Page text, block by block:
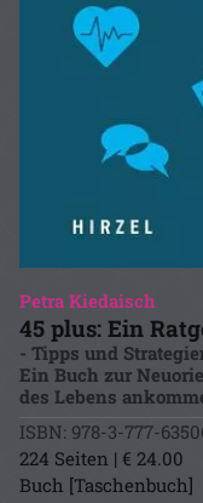
Petra Kiedaisch
45 plus: Ein
- Tipps und
Ein Buch zur
des Lebens
ISBN: 978-3-777-
224 Seiten | € 24.00
Buch [Taschenbuch]